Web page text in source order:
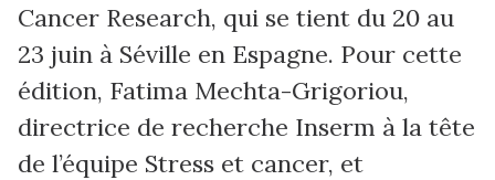
Cancer Research, qui se tient du 20 au
23 juin à Séville en Espagne. Pour cette
édition, Fatima Mechta-Grigoriou,
directrice de recherche Inserm à la tête
de l’équipe Stress et cancer, et